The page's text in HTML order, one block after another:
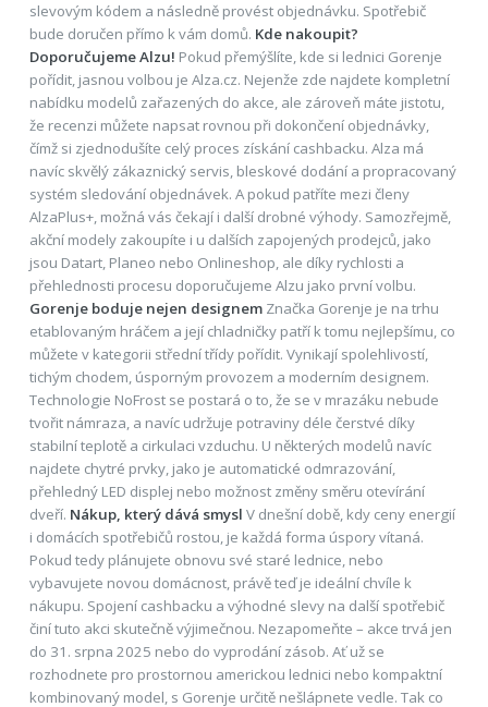
slevovým kódem a následně provést objednávku. Spotřebič
bude doručen přímo k vám domů. Kde nakoupit?
Doporučujeme Alzu! Pokud přemýšlíte, kde si lednici Gorenje
pořídit, jasnou volbou je Alza.cz. Nejenže zde najdete kompletní
nabídku modelů zařazených do akce, ale zároveň máte jistotu,
že recenzi můžete napsat rovnou při dokončení objednávky,
čímž si zjednodušíte celý proces získání cashbacku. Alza má
navíc skvělý zákaznický servis, bleskové dodání a propracovaný
systém sledování objednávek. A pokud patříte mezi členy
AlzaPlus+, možná vás čekají i další drobné výhody. Samozřejmě,
akční modely zakoupíte i u dalších zapojených prodejců, jako
jsou Datart, Planeo nebo Onlineshop, ale díky rychlosti a
přehlednosti procesu doporučujeme Alzu jako první volbu.
Gorenje boduje nejen designemZnačka Gorenje je na trhu
etablovaným hráčem a její chladničky patří k tomu nejlepšímu, co
můžete v kategorii střední třídy pořídit. Vynikají spolehlivostí,
tichým chodem, úsporným provozem a moderním designem.
Technologie NoFrost se postará o to, že se v mrazáku nebude
tvořit námraza, a navíc udržuje potraviny déle čerstvé díky
stabilní teplotě a cirkulaci vzduchu. U některých modelů navíc
najdete chytré prvky, jako je automatické odmrazování,
přehledný LED displej nebo možnost změny směru otevírání
dveří. Nákup, který dává smysl V dnešní době, kdy ceny energií
i domácích spotřebičů rostou, je každá forma úspory vítaná.
Pokud tedy plánujete obnovu své staré lednice, nebo
vybavujete novou domácnost, právě teď je ideální chvíle k
nákupu. Spojení cashbacku a výhodné slevy na další spotřebič
činí tuto akci skutečně výjimečnou. Nezapomeňte – akce trvá jen
do 31. srpna 2025 nebo do vyprodání zásob. Ať už se
rozhodnete pro prostornou americkou lednici nebo kompaktní
kombinovaný model, s Gorenje určitě nešlápnete vedle. Tak co